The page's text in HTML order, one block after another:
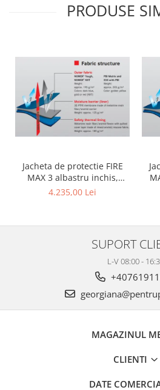
PRODUSE
Jacheta de protectie FIRE
MAX 3 albastru inchis,
NOMEX® TOUGHT
4.235,00 Lei
SUPORT
L-V 08:00 -
MAGAZINUL
CLIENTI
DATE